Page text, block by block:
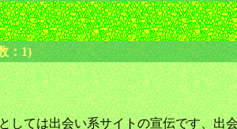
：1)
しては出会い系サイトの宣伝です、出